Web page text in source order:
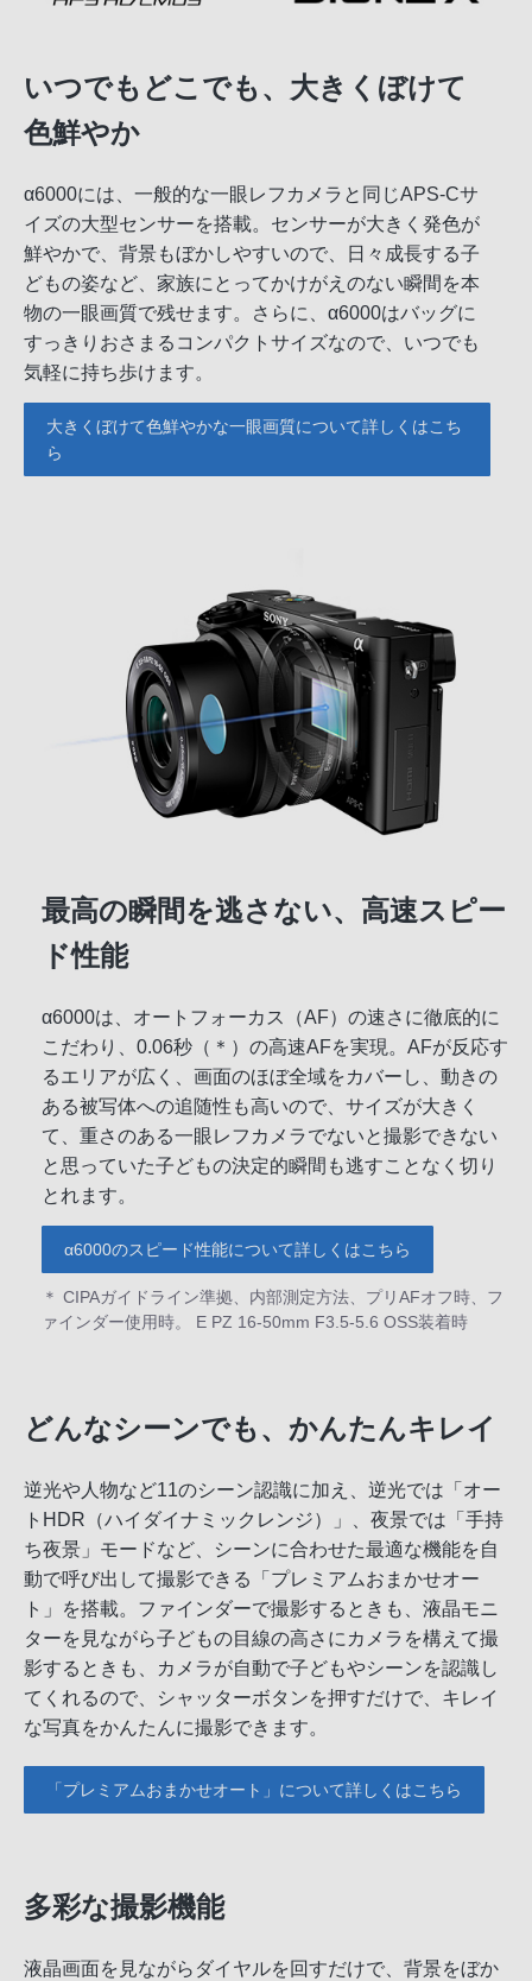
いつでもどこでも、大きくぼけて
色鮮やか
α6000には、一般的な一眼レフカメラと同じAPS-Cサ
イズの大型センサーを搭載。センサーが大きく発色が
鮮やかで、背景もぼかしやすいので、日々成長する子
どもの姿など、家族にとってかけがえのない瞬間を本
物の一眼画質で残せます。さらに、α6000はバッグに
すっきりおさまるコンパクトサイズなので、いつでも
気軽に持ち歩けます。
大きくぼけて色鮮やかな一眼画質について詳しくはこち
ら
最高の瞬間を逃さない、高速スピー
ド性能
α6000は、オートフォーカス（AF）の速さに徹底的に
こだわり、0.06秒（＊）の高速AFを実現。AFが反応す
るエリアが広く、画面のほぼ全域をカバーし、動きの
ある被写体への追随性も高いので、サイズが大きく
て、重さのある一眼レフカメラでないと撮影できない
と思っていた子どもの決定的瞬間も逃すことなく切り
とれます。
α6000のスピード性能について詳しくはこちら
＊ CIPAガイドライン準拠、内部測定方法、プリAFオフ時、フ
ァインダー使用時。 E PZ 16-50mm F3.5-5.6 OSS装着時
どんなシーンでも、かんたんキレイ
逆光や人物など11のシーン認識に加え、逆光では「オー
トHDR（ハイダイナミックレンジ）」、夜景では「手持
ち夜景」モードなど、シーンに合わせた最適な機能を自
動で呼び出して撮影できる「プレミアムおまかせオー
ト」を搭載。ファインダーで撮影するときも、液晶モニ
ターを見ながら子どもの目線の高さにカメラを構えて撮
影するときも、カメラが自動で子どもやシーンを認識し
てくれるので、シャッターボタンを押すだけで、キレイ
な写真をかんたんに撮影できます。
「プレミアムおまかせオート」について詳しくはこちら
多彩な撮影機能
液晶画面を見ながらダイヤルを回すだけで、背景をぼか